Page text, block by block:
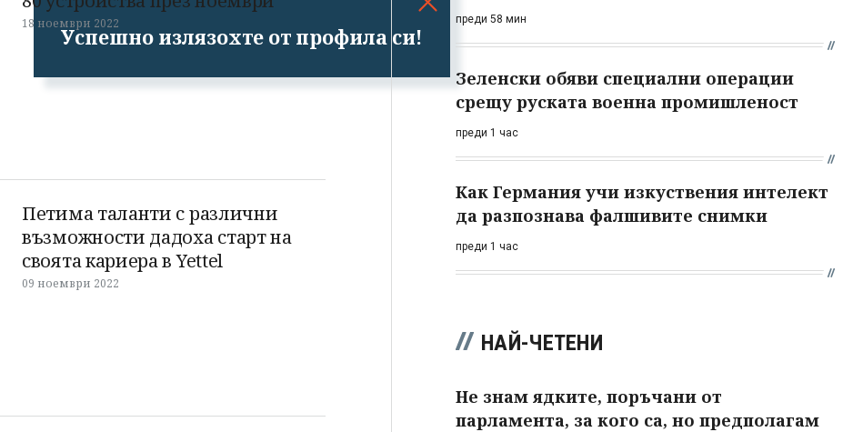
Успешно излязохте от профила си!
18 ноември 2022
Петима таланти с различни
възможности дадоха старт на
своята кариера в Yettel
09 ноември 2022
преди 58 мин
Зеленски обяви специални операции
срещу руската военна промишленост
преди 1 час
Как Германия учи изкуствения интелект
да разпознава фалшивите снимки
преди 1 час
НАЙ-ЧЕТЕНИ
Не знам ядките, поръчани от
парламента, за кого са, но предполагам